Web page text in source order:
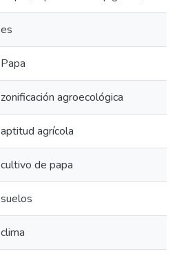
es
Papa
zonificación agroecológica
aptitud agrícola
cultivo de papa
suelos
clima